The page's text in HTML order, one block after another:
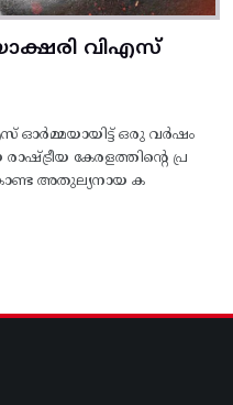
വിഎസ്
ഓർമ്മയായിട്ട് ഒരു വർഷം
കേരളത്തിന്റെ പ്ര
അതുല്യനായ ക